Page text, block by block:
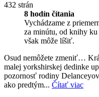
432 strán
8 hodín čítania
Vychádzame z
za minútu, od knihy
však môže líšiť.
Osud nemôžete zmeniť…
malej yorkshirskej dedinke
pozornosť rodiny
ako predtým... Čítať viac